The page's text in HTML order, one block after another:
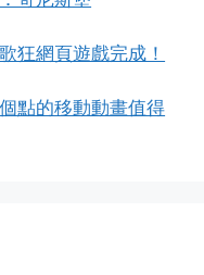
狂網頁遊戲完成！
點的移動動畫值得